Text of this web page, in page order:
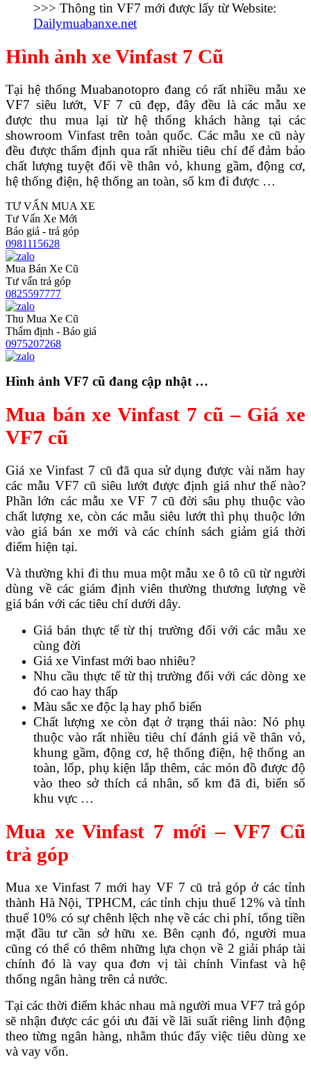
>>> Thông tin VF7 mới được lấy từ Website:
Dailymuabanxe.net
Hình ảnh xe Vinfast 7 Cũ
Tại hệ thống Muabanotopro đang có rất nhiều mẫu xe
VF7 siêu lướt, VF 7 cũ đẹp, đây đều là các mẫu xe
được thu mua lại từ hệ thống khách hàng tại các
showroom Vinfast trên toàn quốc. Các mẫu xe cũ này
đều được thẩm định qua rất nhiều tiêu chí để đảm bảo
chất lượng tuyệt đối về thân vỏ, khung gầm, động cơ,
hệ thống điện, hệ thống an toàn, số km đi được …
TƯ VẤN MUA XE
Tư Vấn Xe Mới
Báo giá - trả góp
0981115628
Mua Bán Xe Cũ
Tư vấn trả góp
0825597777
Thu Mua Xe Cũ
Thẩm định - Báo giá
0975207268
Hình ảnh VF7 cũ đang cập nhật …
Mua bán xe Vinfast 7 cũ – Giá xe
VF7 cũ
Giá xe Vinfast 7 cũ đã qua sử dụng được vài năm hay
các mẫu VF7 cũ siêu lướt được định giá như thế nào?
Phần lớn các mẫu xe VF 7 cũ đời sâu phụ thuộc vào
chất lượng xe, còn các mẫu siêu lướt thì phụ thuộc lớn
vào giá bán xe mới và các chính sách giảm giá thời
điểm hiện tại.
Và thường khi đi thu mua một mẫu xe ô tô cũ từ người
dùng về các giám định viên thường thương lượng về
giá bán với các tiêu chí dưới dây.
Giá bán thực tế từ thị trường đối với các mẫu xe
cùng đời
Giá xe Vinfast mới bao nhiêu?
Nhu cầu thực tế từ thị trường đối với các dòng xe
đó cao hay thấp
Màu sắc xe độc lạ hay phổ biến
Chất lượng xe còn đạt ở trạng thái nào: Nó phụ
thuộc vào rất nhiều tiêu chí đánh giá về thân vỏ,
khung gầm, động cơ, hệ thống điện, hệ thống an
toàn, lốp, phụ kiện lắp thêm, các món đồ được độ
vào theo sở thích cá nhân, số km đã đi, biển số
khu vực …
Mua xe Vinfast 7 mới – VF7 Cũ
trả góp
Mua xe Vinfast 7 mới hay VF 7 cũ trả góp ở các tỉnh
thành Hà Nội, TPHCM, các tỉnh chịu thuế 12% và tỉnh
thuế 10% có sự chênh lệch nhẹ về các chi phí, tổng tiền
mặt đầu tư cần sở hữu xe. Bên cạnh đó, người mua
cũng có thể có thêm những lựa chọn về 2 giải pháp tài
chính đó là vay qua đơn vị tài chính Vinfast và hệ
thống ngân hàng trên cả nước.
Tại các thời điểm khác nhau mà người mua VF7 trả góp
sẽ nhận được các gói ưu đãi về lãi suất riêng linh động
theo từng ngân hàng, nhằm thúc đẩy việc tiêu dùng xe
và vay vốn.